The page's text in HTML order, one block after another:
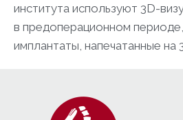
института используют 3D-
в предоперационном
имплантаты, напечатанные на